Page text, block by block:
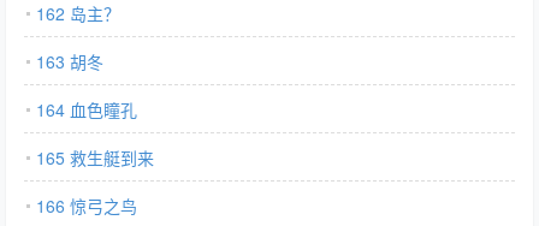
162 岛主？
163 胡冬
164 血色瞳孔
165 救生艇到来
166 惊弓之鸟